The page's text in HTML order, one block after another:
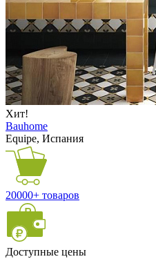
Хит!
Bauhome
Equipe, Испания
20000+ товаров
Доступные цены